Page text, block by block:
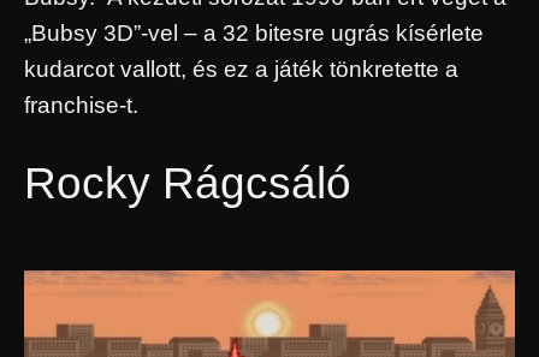
„Bubsy 3D”-vel – a 32 bitesre ugrás kísérlete
kudarcot vallott, és ez a játék tönkretette a
franchise-t.
Rocky Rágcsáló